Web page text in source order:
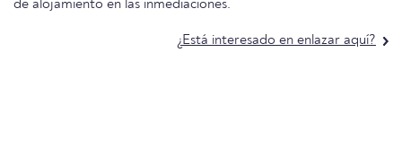
de alojamiento en las inmediaciones.
¿Está interesado en enlazar aquí?